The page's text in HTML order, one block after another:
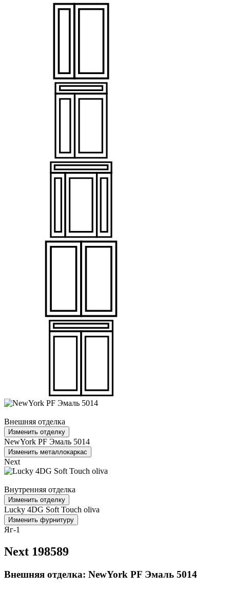
Внешняя отделка
Изменить отделку
NewYork PF Эмаль 5014
Изменить металлокаркас
Next
Внутренняя отделка
Изменить отделку
Lucky 4DG Soft Touch oliva
Изменить фурнитуру
Яг-1
Next 198589
Внешняя отделка: NewYork PF Эмаль 5014